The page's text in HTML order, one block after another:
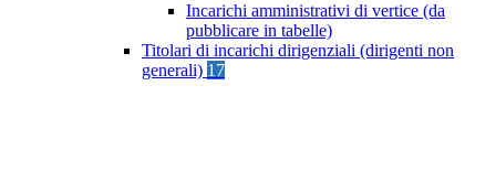
Incarichi amministrativi di vertice (da
pubblicare in tabelle)
Titolari di incarichi dirigenziali (dirigenti non
generali) 17